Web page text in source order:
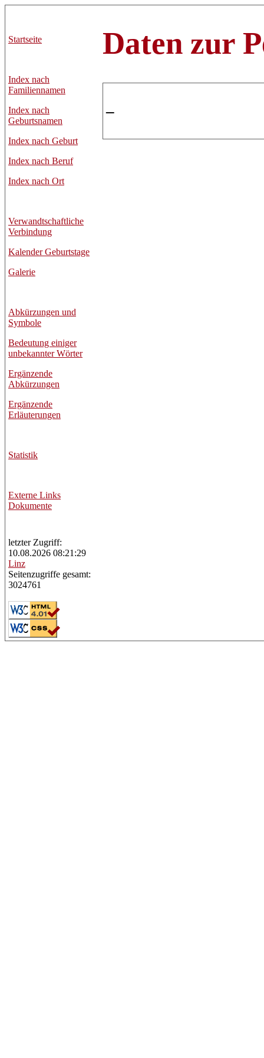
Startseite
Index nach
Familiennamen
Index nach
Geburtsnamen
Index nach Geburt
Index nach Beruf
Index nach Ort
Verwandtschaftliche
Verbindung
Kalender Geburtstage
Galerie
Abkürzungen und
Symbole
Bedeutung einiger
unbekannter Wörter
Ergänzende
Abkürzungen
Ergänzende
Erläuterungen
Statistik
Externe Links
Dokumente
Daten zur
–
letzter Zugriff:
10.08.2026 08:21:29
Linz
Seitenzugriffe gesamt:
3024761